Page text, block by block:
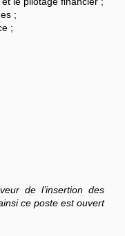
;
;
de l’insertion des
ce poste est ouvert